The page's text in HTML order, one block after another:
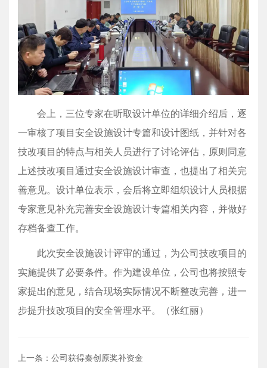
会上，三位专家在听取设计单位的详细介绍后，逐
一审核了项目安全设施设计专篇和设计图纸，并针对各
技改项目的特点与相关人员进行了讨论评估，原则同意
上述技改项目通过安全设施设计审查，也提出了相关完
善意见。设计单位表示，会后将立即组织设计人员根据
专家意见补充完善安全设施设计专篇相关内容，并做好
存档备查工作。
此次安全设施设计评审的通过，为公司技改项目的
实施提供了必要条件。作为建设单位，公司也将按照专
家提出的意见，结合现场实际情况不断整改完善，进一
步提升技改项目的安全管理水平。（张红丽）
上一条：公司获得秦创原奖补资金